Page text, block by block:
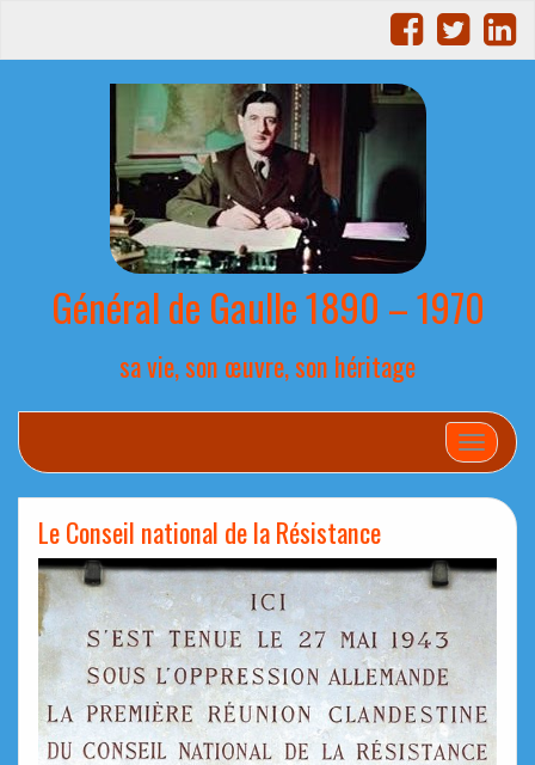
Général de Gaulle 1890 – 1970
sa vie, son œuvre, son héritage
Le Conseil national de la Résistance